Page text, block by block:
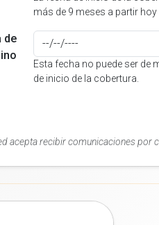
más de 9 meses a partir hoy
de
Esta fecha no puede ser de
de inicio de la cobertura.
acepta recibir comunicaciones por